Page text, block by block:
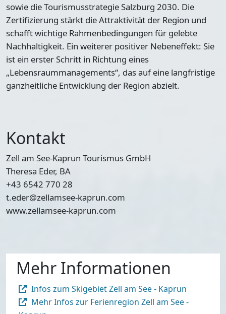
sowie die Tourismusstrategie Salzburg 2030. Die
Zertifizierung stärkt die Attraktivität der Region und
schafft wichtige Rahmenbedingungen für gelebte
Nachhaltigkeit. Ein weiterer positiver Nebeneffekt: Sie
ist ein erster Schritt in Richtung eines
„Lebensraummanagements“, das auf eine langfristige
ganzheitliche Entwicklung der Region abzielt.
Kontakt
Zell am See-Kaprun Tourismus GmbH
Theresa Eder, BA
+43 6542 770 28
t.eder@zellamsee-kaprun.com
www.zellamsee-kaprun.com
Mehr Informationen
Infos zum Skigebiet Zell am See - Kaprun
Mehr Infos zur Ferienregion Zell am See -